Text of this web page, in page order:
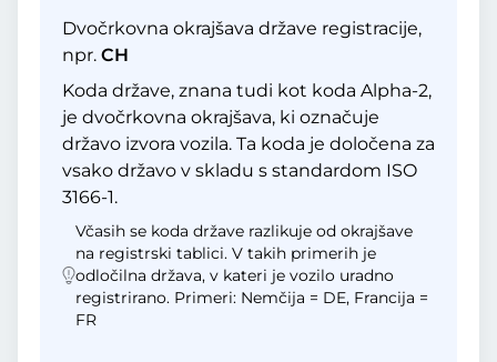
Dvočrkovna okrajšava države registracije,
npr. CH
Koda države, znana tudi kot koda Alpha-2,
je dvočrkovna okrajšava, ki označuje
državo izvora vozila. Ta koda je določena za
vsako državo v skladu s standardom ISO
3166-1.
Včasih se koda države razlikuje od okrajšave
na registrski tablici. V takih primerih je
odločilna država, v kateri je vozilo uradno
registrirano. Primeri: Nemčija = DE, Francija =
FR